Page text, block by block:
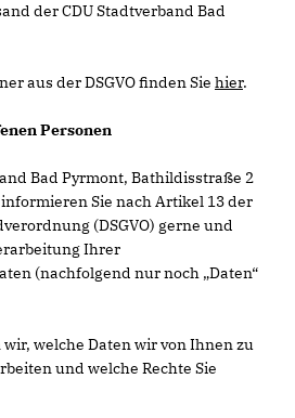
der CDU Stadtverband Bad
aus der DSGVO finden Sie hier.
Personen
Bad Pyrmont, Bathildisstraße 2
Sie nach Artikel 13 der
(DSGVO) gerne und
Ihrer
(nachfolgend nur noch „Daten“
welche Daten wir von Ihnen zu
und welche Rechte Sie